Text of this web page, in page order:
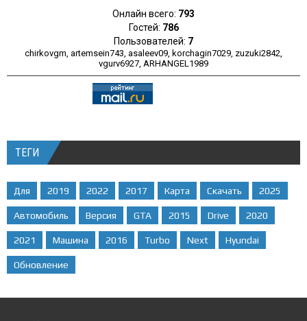
Онлайн всего: 793
Гостей: 786
Пользователей: 7
chirkovgm, artemsein743, asaleev09, korchagin7029, zuzuki2842,
vgurv6927, ARHANGEL1989
ТЕГИ
Для 2019 2022 2017 Карта Скачать 2025
Автомобиль Версия GTA 2015 Drive 2020
2021 Машина 2016 Turbo Next Hyundai
Обновление